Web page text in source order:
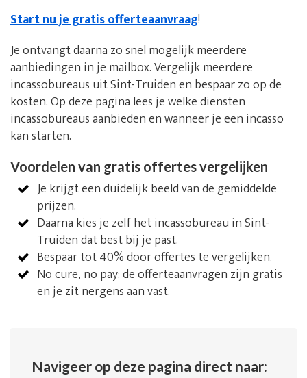
Start nu je gratis offerteaanvraag!
Je ontvangt daarna zo snel mogelijk meerdere
aanbiedingen in je mailbox. Vergelijk meerdere
incassobureaus uit Sint-Truiden en bespaar zo op de
kosten. Op deze pagina lees je welke diensten
incassobureaus aanbieden en wanneer je een incasso
kan starten.
Voordelen van gratis offertes vergelijken
Je krijgt een duidelijk beeld van de gemiddelde
prijzen.
Daarna kies je zelf het incassobureau in Sint-
Truiden dat best bij je past.
Bespaar tot 40% door offertes te vergelijken.
No cure, no pay: de offerteaanvragen zijn gratis
en je zit nergens aan vast.
Navigeer op deze pagina direct naar: